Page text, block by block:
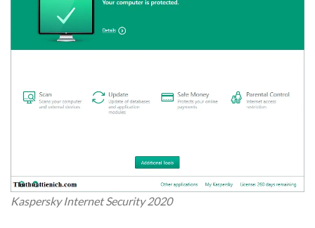
Kaspersky Internet Security 2020